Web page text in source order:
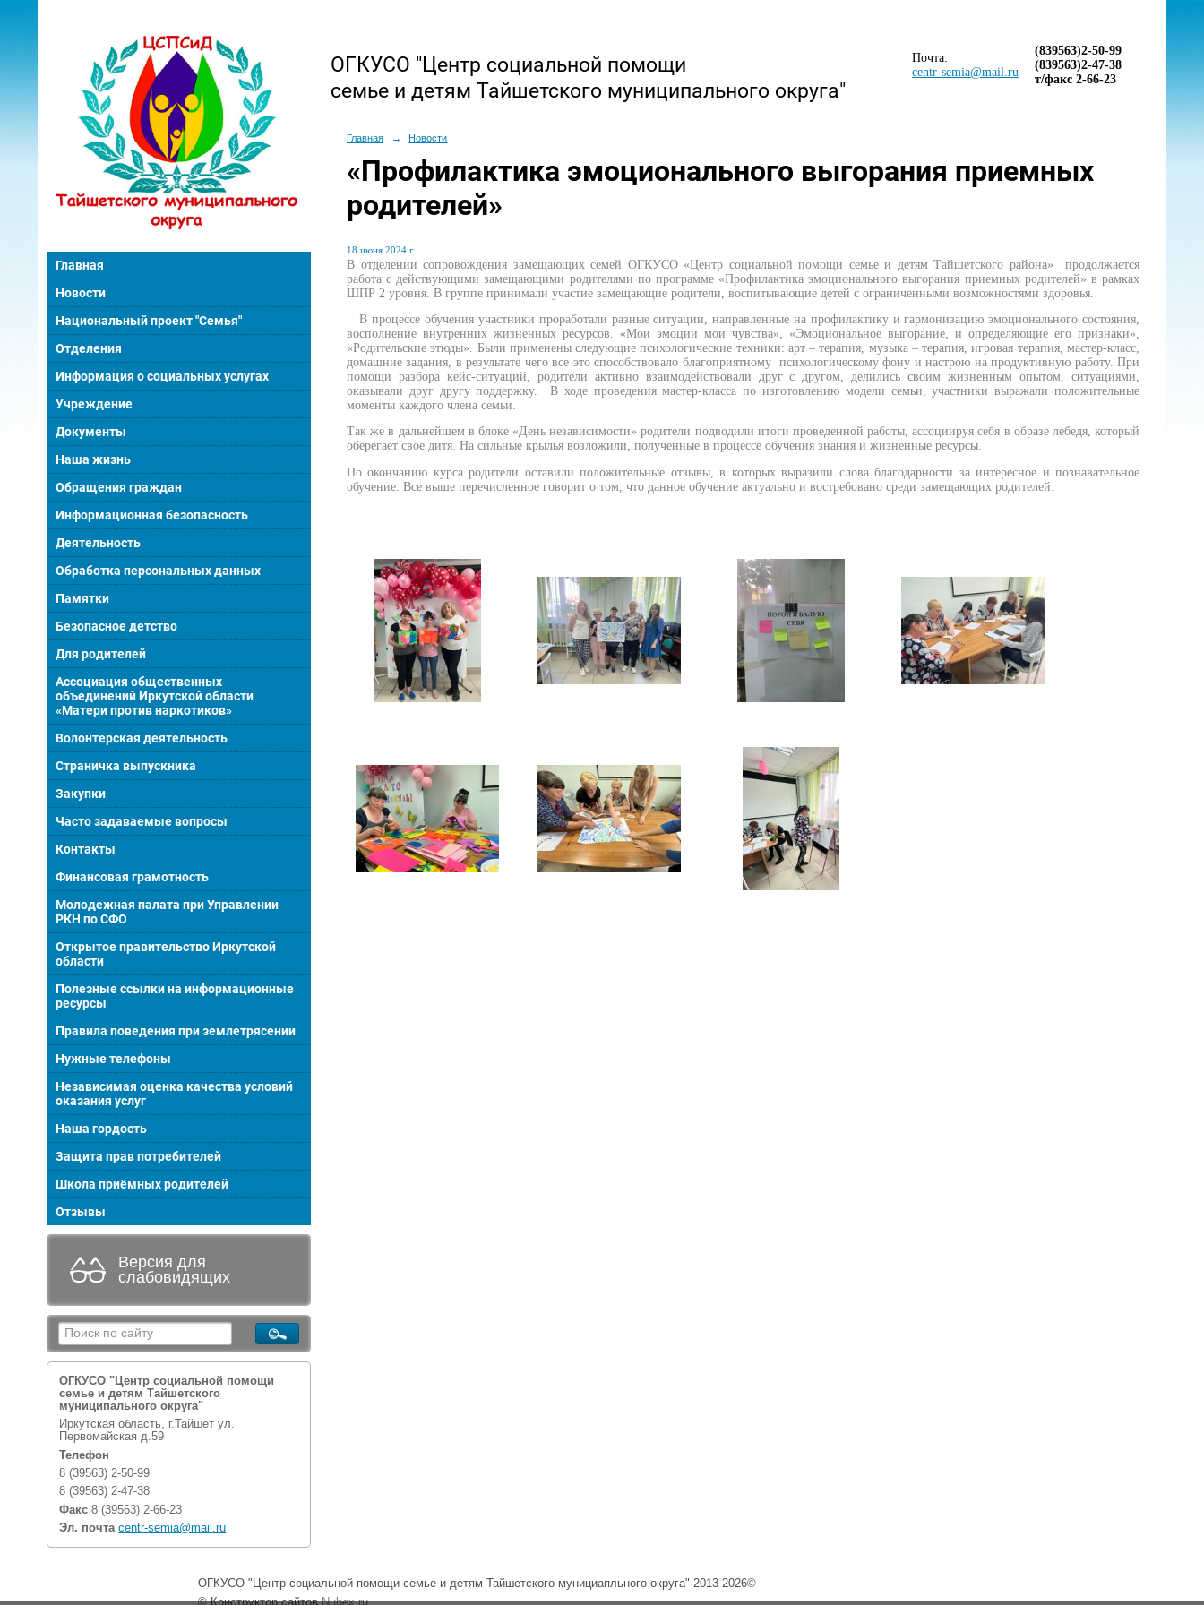
Главная
Новости
Национальный проект "Семья"
Отделения
Информация о социальных услугах
Учреждение
Документы
Наша жизнь
Обращения граждан
Информационная безопасность
Деятельность
Обработка персональных данных
Памятки
Безопасное детство
Для родителей
Ассоциация общественных
объединений Иркутской области
«Матери против наркотиков»
Волонтерская деятельность
Страничка выпускника
Закупки
Часто задаваемые вопросы
Контакты
Финансовая грамотность
Молодежная палата при Управлении
РКН по СФО
Открытое правительство Иркутской
области
Полезные ссылки на информационные
ресурсы
Правила поведения при землетрясении
Нужные телефоны
Независимая оценка качества условий
оказания услуг
Наша гордость
Защита прав потребителей
Школа приёмных родителей
Отзывы
Версия для
слабовидящих
ОГКУСО "Центр социальной помощи
семье и детям Тайшетского
муниципального округа"
Иркутская область, г.Тайшет ул.
Первомайская д.59
Телефон
8 (39563) 2-50-99
8 (39563) 2-47-38
Факс 8 (39563) 2-66-23
Эл. почта centr-semia@mail.ru
ОГКУСО "Центр социальной помощи
семье и детям Тайшетского муниципального округа"
Почта:
centr-semia@mail.ru
(839563)2-50-99
(839563)2-47-38
т/факс 2-66-23
Главная → Новости
«Профилактика эмоционального выгорания приемных
родителей»
18 июня 2024 г.
В отделении сопровождения замещающих семей ОГКУСО «Центр социальной помощи семье и детям Тайшетского района» продолжается
работа с действующими замещающими родителями по программе «Профилактика эмоционального выгорания приемных родителей» в рамках
ШПР 2 уровня. В группе принимали участие замещающие родители, воспитывающие детей с ограниченными возможностями здоровья.
В процессе обучения участники проработали разные ситуации, направленные на профилактику и гармонизацию эмоционального состояния,
восполнение внутренних жизненных ресурсов. «Мои эмоции мои чувства», «Эмоциональное выгорание, и определяющие его признаки»,
«Родительские этюды». Были применены следующие психологические техники: арт – терапия, музыка – терапия, игровая терапия, мастер-класс,
домашние задания, в результате чего все это способствовало благоприятному психологическому фону и настрою на продуктивную работу. При
помощи разбора кейс-ситуаций, родители активно взаимодействовали друг с другом, делились своим жизненным опытом, ситуациями,
оказывали друг другу поддержку. В ходе проведения мастер-класса по изготовлению модели семьи, участники выражали положительные
моменты каждого члена семьи.
Так же в дальнейшем в блоке «День независимости» родители подводили итоги проведенной работы, ассоциируя себя в образе лебедя, который
оберегает свое дитя. На сильные крылья возложили, полученные в процессе обучения знания и жизненные ресурсы.
По окончанию курса родители оставили положительные отзывы, в которых выразили слова благодарности за интересное и познавательное
обучение. Все выше перечисленное говорит о том, что данное обучение актуально и востребовано среди замещающих родителей.
ОГКУСО "Центр социальной помощи семье и детям Тайшетского мунициапльного округа" 2013-2026©